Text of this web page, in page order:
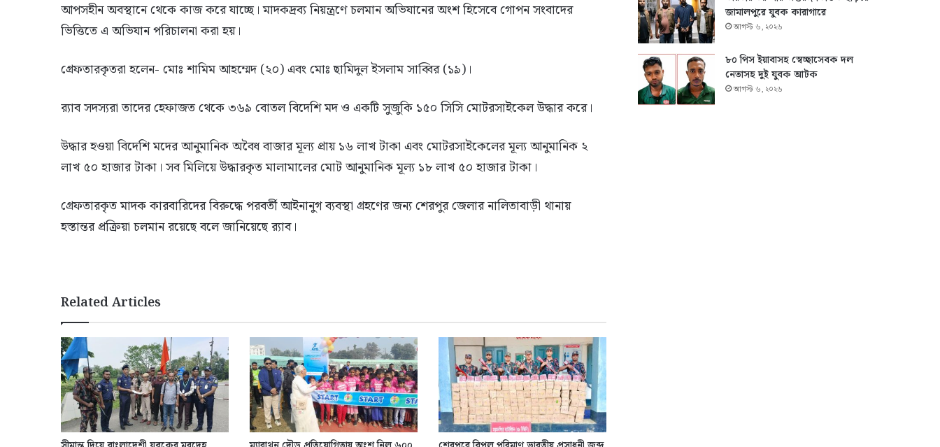
আপসহীন অবস্থানে থেকে কাজ করে যাচ্ছে। মাদকদ্রব্য নিয়ন্ত্রণে চলমান অভিযানের অংশ হিসেবে গোপন সংবাদের
ভিত্তিতে এ অভিযান পরিচালনা করা হয়।
গ্রেফতারকৃতরা হলেন- মোঃ শামিম আহম্মেদ (২০) এবং মোঃ ছামিদুল ইসলাম সাব্বির (১৯)।
র‍্যাব সদস্যরা তাদের হেফাজত থেকে ৩৬৯ বোতল বিদেশি মদ ও একটি সুজুকি ১৫০ সিসি মোটরসাইকেল উদ্ধার করে।
উদ্ধার হওয়া বিদেশি মদের আনুমানিক অবৈধ বাজার মূল্য প্রায় ১৬ লাখ টাকা এবং মোটরসাইকেলের মূল্য আনুমানিক ২
লাখ ৫০ হাজার টাকা। সব মিলিয়ে উদ্ধারকৃত মালামালের মোট আনুমানিক মূল্য ১৮ লাখ ৫০ হাজার টাকা।
গ্রেফতারকৃত মাদক কারবারিদের বিরুদ্ধে পরবর্তী আইনানুগ ব্যবস্থা গ্রহণের জন্য শেরপুর জেলার নালিতাবাড়ী থানায়
হস্তান্তর প্রক্রিয়া চলমান রয়েছে বলে জানিয়েছে র‍্যাব।
Related Articles
জামালপুরে যুবক কারাগারে
আগস্ট ৬, ২০২৬
৮০ পিস ইয়াবাসহ স্বেচ্ছাসেবক দল
নেতাসহ দুই যুবক আটক
আগস্ট ৬, ২০২৬